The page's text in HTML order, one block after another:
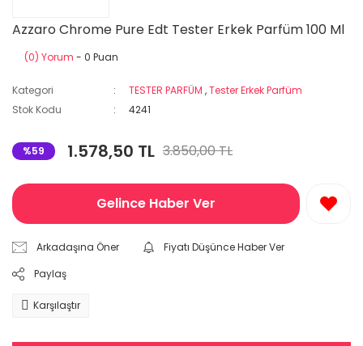
Azzaro Chrome Pure Edt Tester Erkek Parfüm 100 Ml
(0) Yorum - 0 Puan
Kategori TESTER PARFÜM ,Tester Erkek Parfüm
Stok Kodu
4241
%59 1.578,50 TL 3.850,00 TL
Gelince Haber Ver
Arkadaşına Öner
Fiyatı Düşünce Haber Ver
Paylaş
Karşılaştır